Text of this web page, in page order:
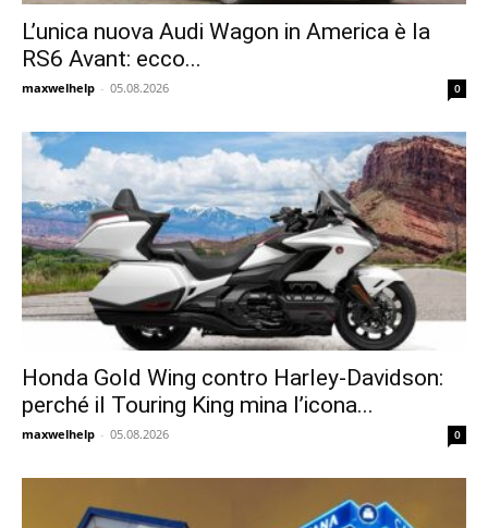
L’unica nuova Audi Wagon in America è la
RS6 Avant: ecco...
maxwelhelp - 05.08.2026 0
Honda Gold Wing contro Harley-Davidson:
perché il Touring King mina l’icona...
maxwelhelp - 05.08.2026 0